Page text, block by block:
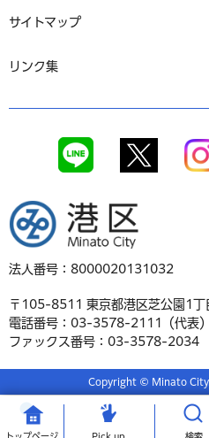
トップページ Pick up 検索
サイトマップ
リンク集
港区
法人番号：8000020131032
〒105-8511 東京都港区芝公園1丁
電話番号：03-3578-2111（代表）
ファックス番号：03-3578-2034
Copyright © Minato